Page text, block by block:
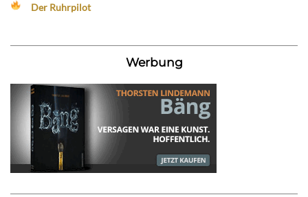
Der Ruhrpilot
Werbung